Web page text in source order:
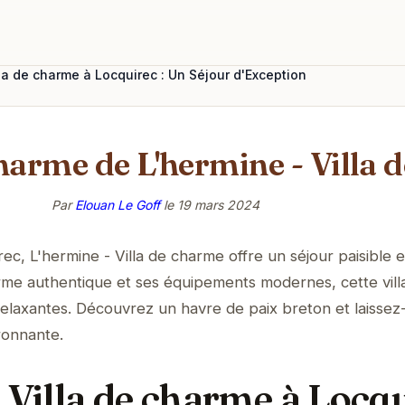
de charme à Locquirec : Un Séjour d'Exception
de L'hermine - Villa
ParElouan Le Goffle 19 mars 2024
L'hermine - Villa de charme offre un séjour paisible
authentique et ses équipements modernes, cette
Découvrez un havre de paix breton et